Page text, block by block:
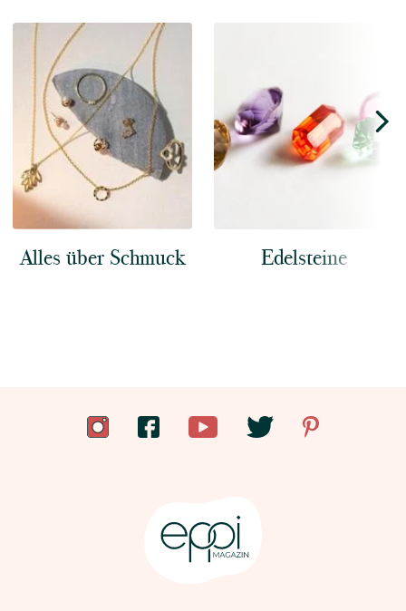
Alles über Schmuck Edelsteine